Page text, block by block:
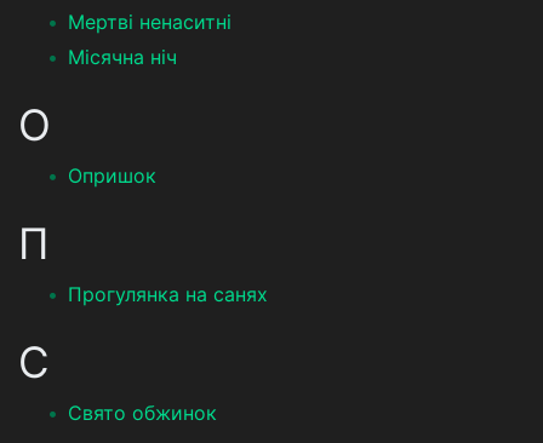
Мертві ненаситні
Місячна ніч
О
Опришок
П
Прогулянка на санях
С
Свято обжинок